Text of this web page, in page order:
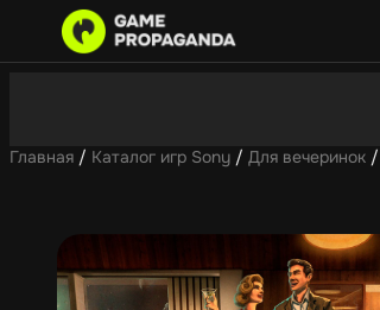
Главная / Каталог игр Sony / Для вечеринок /